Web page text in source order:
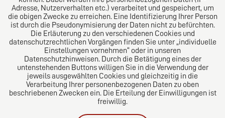
Das europäische Kanzlei-Netzwerk
Adresse, Nutzerverhalten etc.) verarbeitet und gespeichert, um
die obigen Zwecke zu erreichen. Eine Identifizierung Ihrer Person
ist durch die Pseudonymisierung der Daten nicht zu befürchten.
Die Erläuterung zu den verschiedenen Cookies und
datenschutzrechtlichen Vorgängen finden Sie unter „individuelle
Einstellungen vornehmen“ oder in unseren
Datenschutzhinweisen. Durch die Betätigung eines der
untenstehenden Buttons willigen Sie in die Verwendung der
jeweils ausgewählten Cookies und gleichzeitig in die
Verarbeitung Ihrer personenbezogenen Daten zu oben
beschriebenen Zwecken ein. Die Erteilung der Einwilligungen ist
freiwillig.